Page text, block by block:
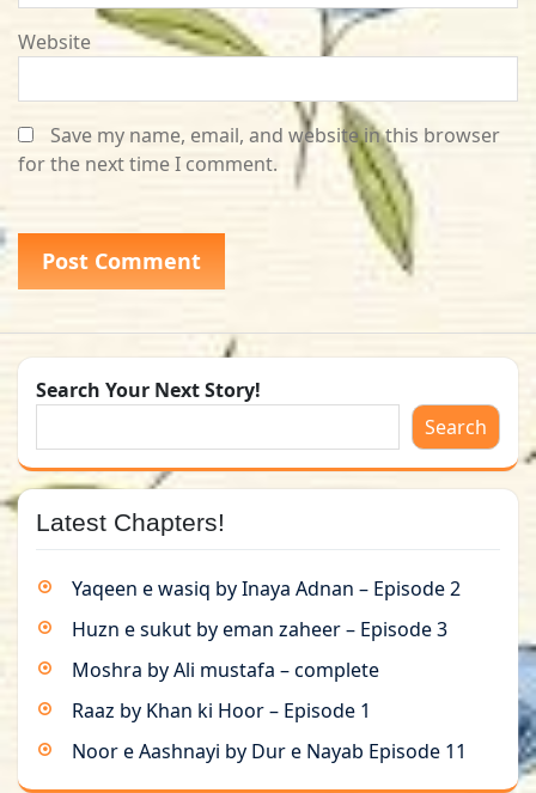
Website
Save my name, email, and website in this browser
for the next time I comment.
Search Your Next Story!
Search
Latest Chapters!
Yaqeen e wasiq by Inaya Adnan – Episode 2
Huzn e sukut by eman zaheer – Episode 3
Moshra by Ali mustafa – complete
Raaz by Khan ki Hoor – Episode 1
Noor e Aashnayi by Dur e Nayab Episode 11